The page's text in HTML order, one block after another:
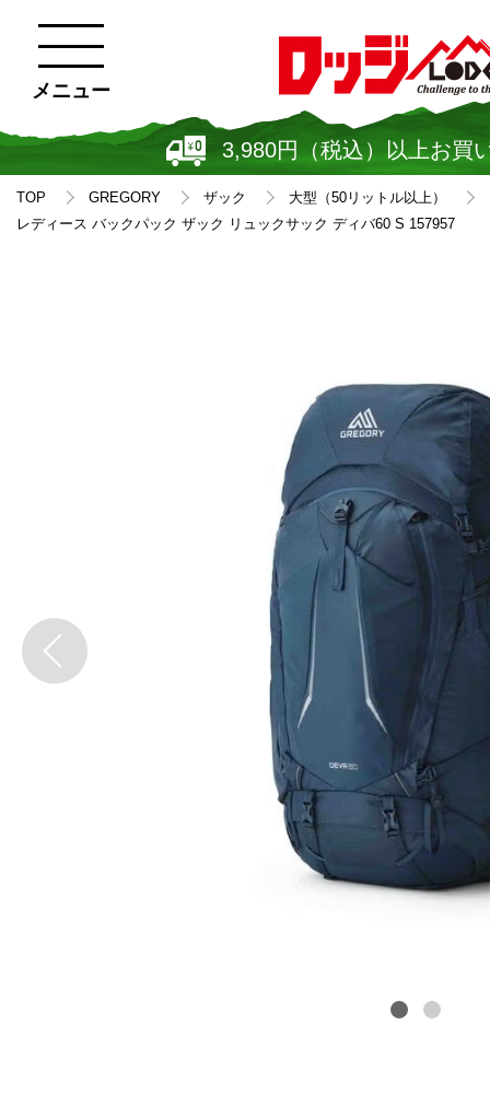
3,980円（税込）以上お買
メニュー
TOP GREGORY ザック
大型（50リットル以上）
レディース バックパック ザック リュックサック ディバ60 S 157957